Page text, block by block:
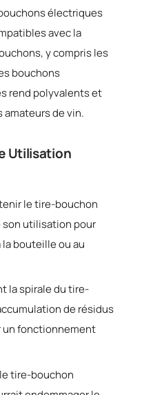
électriques
avec la
y compris les
bouchons
rend polyvalents et
de vin.
Utilisation
le tire-bouchon
utilisation pour
bouteille ou au
la spirale du tire-
de résidus
un fonctionnement
tire-bouchon